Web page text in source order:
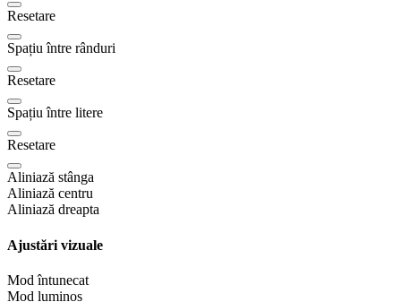
Resetare
Spațiu între rânduri
Resetare
Spațiu între litere
Resetare
Aliniază stânga
Aliniază centru
Aliniază dreapta
Ajustări vizuale
Mod întunecat
Mod luminos